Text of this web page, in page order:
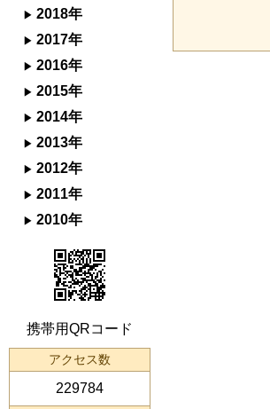
2018年
2017年
2016年
2015年
2014年
2013年
2012年
2011年
2010年
携帯用QRコード
アクセス数
229784